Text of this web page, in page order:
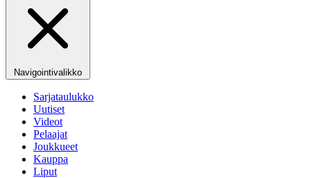
Navigointivalikko
Sarjataulukko
Uutiset
Videot
Pelaajat
Joukkueet
Kauppa
Liput